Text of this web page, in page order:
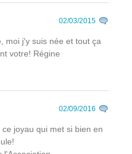
02/03/2015
moi j'y suis née et tout ça
votre! Régine
02/09/2016
joyau qui met si bien en